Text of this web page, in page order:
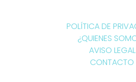
POLÍTICA DE
¿QUIENES
AVISO LEGAL
CONTACTO